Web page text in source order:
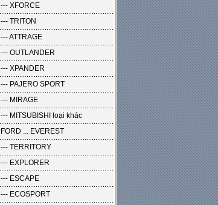
--- XFORCE
--- TRITON
--- ATTRAGE
--- OUTLANDER
--- XPANDER
--- PAJERO SPORT
--- MIRAGE
--- MITSUBISHI loại khác
FORD ... EVEREST
--- TERRITORY
--- EXPLORER
--- ESCAPE
--- ECOSPORT